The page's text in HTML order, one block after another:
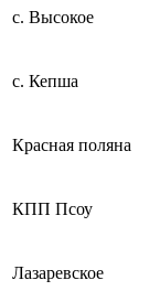
с. Высокое
с. Кепша
Красная поляна
КПП Псоу
Лазаревское